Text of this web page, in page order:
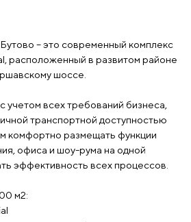
– это современный комплекс
расположенный в развитом районе
шоссе.
учетом всех требований бизнеса,
транспортной доступностью
комфортно размещать функции
офиса и шоу-рума на одной
эффективность всех процессов.
м2: